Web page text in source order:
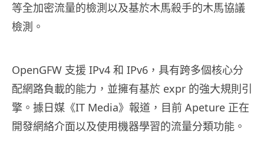
等全加密流量的檢測以及基於木馬殺手的木馬協議
檢測。
OpenGFW 支援 IPv4 和 IPv6，具有跨多個核心分
配網路負載的能力，並擁有基於 expr 的強大規則引
擎。據日媒《IT Media》報道，目前 Apeture 正在
開發網絡介面以及使用機器學習的流量分類功能。